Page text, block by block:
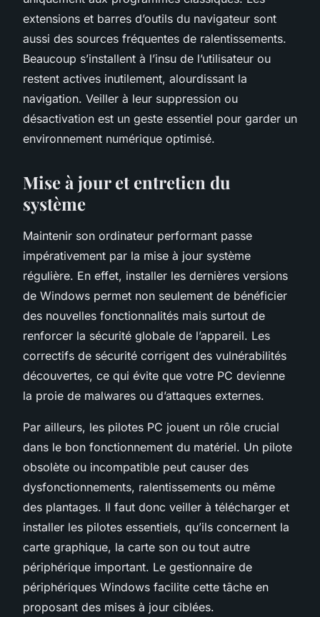
extensions et barres d’outils du navigateur sont
aussi des sources fréquentes de ralentissements.
Beaucoup s’installent à l’insu de l’utilisateur ou
restent actives inutilement, alourdissant la
navigation. Veiller à leur suppression ou
désactivation est un geste essentiel pour garder un
environnement numérique optimisé.
Mise à jour et entretien du
système
Maintenir son ordinateur performant passe
impérativement par la mise à jour système
régulière. En effet, installer les dernières versions
de Windows permet non seulement de bénéficier
des nouvelles fonctionnalités mais surtout de
renforcer la sécurité globale de l’appareil. Les
correctifs de sécurité corrigent des vulnérabilités
découvertes, ce qui évite que votre PC devienne
la proie de malwares ou d’attaques externes.
Par ailleurs, les pilotes PC jouent un rôle crucial
dans le bon fonctionnement du matériel. Un pilote
obsolète ou incompatible peut causer des
dysfonctionnements, ralentissements ou même
des plantages. Il faut donc veiller à télécharger et
installer les pilotes essentiels, qu’ils concernent la
carte graphique, la carte son ou tout autre
périphérique important. Le gestionnaire de
périphériques Windows facilite cette tâche en
proposant des mises à jour ciblées.